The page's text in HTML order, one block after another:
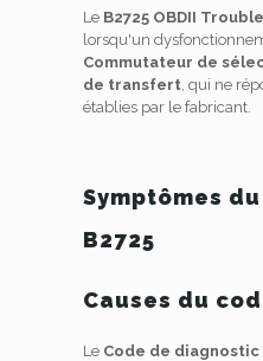
Le B2725 OBDII
lorsqu'un
Commutateur de
de transfert, qui ne
établies par le fabricant.
Symptômes
B2725
Causes du
Le Code de diagnostic